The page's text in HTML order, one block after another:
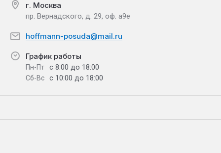
г. Москва
пр. Вернадского, д. 29, оф. а9е
hoffmann-posuda@mail.ru
График работы
Пн-Пт с 8:00 до 18:00
Сб-Вс с 10:00 до 18:00